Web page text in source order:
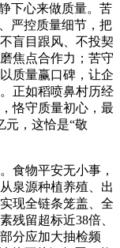
下心来做质量。苦
严控质量细节，把
盲目跟风、不投契
焦点合作力；苦守
质量赢口碑，让企
正如稻喷鼻村历经
恪守质量初心，最
元，这恰是“敬
物平安无小事，
泉源种植养殖、出
现全链条笼盖、全
残留超标近38倍、
分应加大抽检频